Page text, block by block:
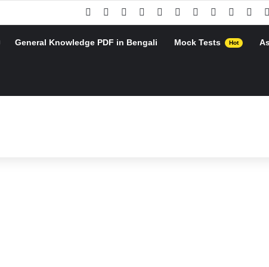
Facebook PinterestYouTubeInstagramGoogle Play
TelegramWhatsApp
RSS
General Knowledge PDF in Bengali Mock Tests Hot